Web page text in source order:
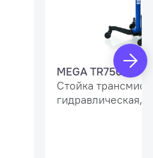
MEGA TR750
Стойка
гидравлическая,